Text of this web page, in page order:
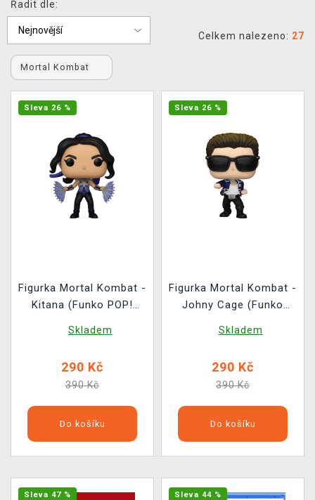
DOPRAVA
XZONE KLUB
TCG & BOARDGAME HUB
VÝKUP HER (BAZAR)
Řadit dle:
Celkem nalezeno: 27
Mortal Kombat
Sleva 26 %
Figurka Mortal Kombat -
Kitana (Funko POP!
Skladem
290 Kč
390 Kč
Do košíku
Sleva 26 %
Figurka Mortal Kombat -
Johny Cage (Funko
Skladem
290 Kč
390 Kč
Do košíku
Sleva 47 % Sleva 44 %